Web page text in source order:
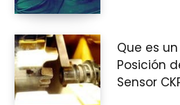
Que es
Posición
Sensor